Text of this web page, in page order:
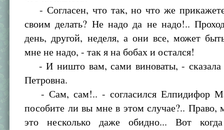
- Согласен, что так, но что же
своим делать? Не надо да не надо!..
день, другой, неделя, а они все, может
мне не надо, - так я на бобах и остался!
- И ништо вам, сами виноваты, - сказала
Петровна.
- Сам, сам!.. - согласился Елпидифор
пособите ли вы мне в этом случае?.. Право,
это несколько даже обидно... Вот